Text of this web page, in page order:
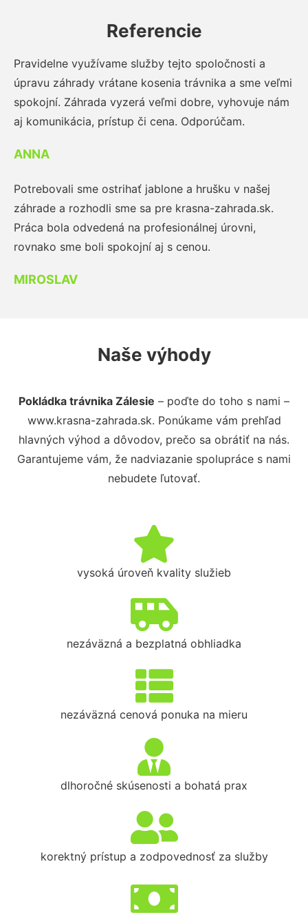
Referencie
Pravidelne využívame služby tejto spoločnosti a
úpravu záhrady vrátane kosenia trávnika a sme veľmi
spokojní. Záhrada vyzerá veľmi dobre, vyhovuje nám
aj komunikácia, prístup či cena. Odporúčam.
ANNA
Potrebovali sme ostrihať jablone a hrušku v našej
záhrade a rozhodli sme sa pre krasna-zahrada.sk.
Práca bola odvedená na profesionálnej úrovni,
rovnako sme boli spokojní aj s cenou.
MIROSLAV
Naše výhody
Pokládka trávnika Zálesie – poďte do toho s nami –
www.krasna-zahrada.sk. Ponúkame vám prehľad
hlavných výhod a dôvodov, prečo sa obrátiť na nás.
Garantujeme vám, že nadviazanie spolupráce s nami
nebudete ľutovať.
vysoká úroveň kvality služieb
nezáväzná a bezplatná obhliadka
nezáväzná cenová ponuka na mieru
dlhoročné skúsenosti a bohatá prax
korektný prístup a zodpovednosť za služby